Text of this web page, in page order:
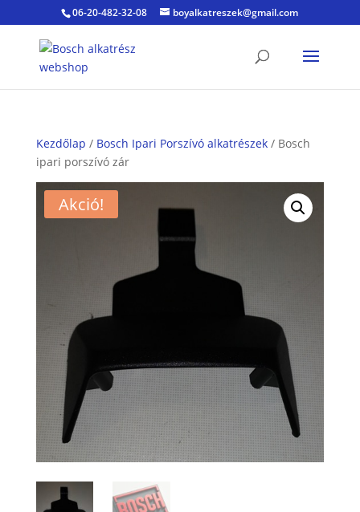
06-20-482-32-08 boyalkatreszek@gmail.com
Kezdőlap / Bosch Ipari Porszívó alkatrészek/ Bosch
ipari porszívó zár
Akció!